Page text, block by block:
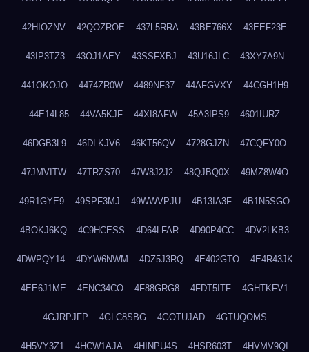
42HIOZNV 42QOZROE 437L5RRA 43BE766X 43EEF23E
43IP3TZ3 43OJ1AEY 43SSFXBJ 43U16JLC 43XY7A9N
441OKOJO 4474ZR0W 4489NF37 44AFGVXY 44CGH1H9
44E14L85 44VA5KJF 44XI8AFW 45A3IPS9 4601IURZ
46DGB3L9 46DLKJV6 46KT56QV 4728GJZN 47CQFY0O
47JMVITW 47TRZS70 47W8J2J2 48QJBQ0X 49MZ8W4O
49R1GYE9 49SPF3MJ 49WWVPJU 4B13IA3F 4B1N5SGO
4BOKJ6KQ 4C9HCESS 4D64LFAR 4D90P4CC 4DV2LKB3
4DWPQY14 4DYW6NWM 4DZ5J3RQ 4E402GTO 4E4R43JK
4EE6J1ME 4ENC34CO 4F88GRG8 4FDT5ITF 4GHTKFV1
4GJRPJFP 4GLC8SBG 4GOTUJAD 4GTUQOMS
4H5VY3Z1 4HCW1AJA 4HINPU4S 4HSR603T 4HVMV9QI